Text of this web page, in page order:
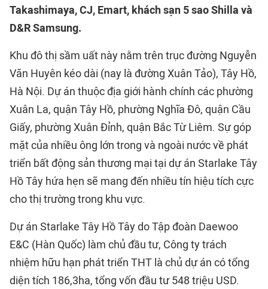
Takashimaya, CJ, Emart, khách sạn 5 sao Shilla và
D&R Samsung.
Khu đô thị sầm uất này nằm trên trục đường Nguyễn
Văn Huyên kéo dài (nay là đường Xuân Tảo), Tây Hồ,
Hà Nội. Dự án thuộc địa giới hành chính các phường
Xuân La, quận Tây Hồ, phường Nghĩa Đô, quận Cầu
Giấy, phường Xuân Đỉnh, quận Bắc Từ Liêm. Sự góp
mặt của nhiều ông lớn trong và ngoài nước về phát
triển bất động sản thương mại tại dự án Starlake Tây
Hồ Tây hứa hẹn sẽ mang đến nhiều tín hiệu tích cực
cho thị trường trong khu vực.
Dự án Starlake Tây Hồ Tây do Tập đoàn Daewoo
E&C (Hàn Quốc) làm chủ đầu tư, Công ty trách
nhiệm hữu hạn phát triển THT là chủ dự án có tổng
diện tích 186,3ha, tổng vốn đầu tư 548 triệu USD.